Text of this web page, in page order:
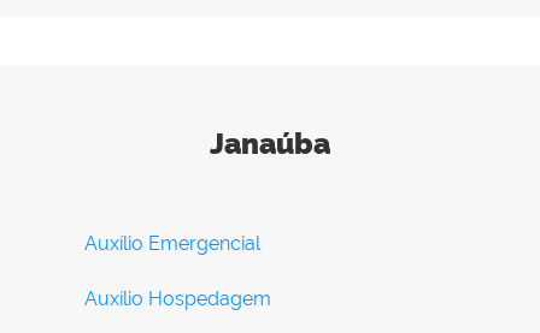
Janaúba
Auxílio Emergencial
Auxílio Hospedagem